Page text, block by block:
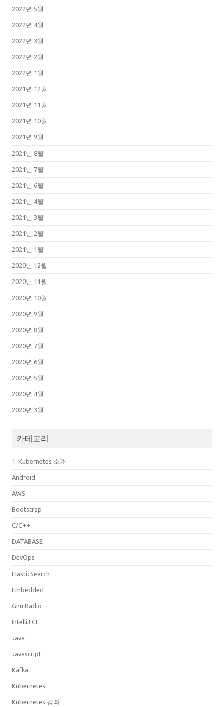
2022년 5월
2022년 4월
2022년 3월
2022년 2월
2022년 1월
2021년 12월
2021년 11월
2021년 10월
2021년 9월
2021년 8월
2021년 7월
2021년 6월
2021년 4월
2021년 3월
2021년 2월
2021년 1월
2020년 12월
2020년 11월
2020년 10월
2020년 9월
2020년 8월
2020년 7월
2020년 6월
2020년 5월
2020년 4월
2020년 3월
카테고리
1. Kubernetes 소개
Android
AWS
Bootstrap
C/C++
DATABASE
DevOps
ElasticSearch
Embedded
Gnu Radio
IntelliJ CE
Java
Javascript
Kafka
Kubernetes
Kubernetes 강좌